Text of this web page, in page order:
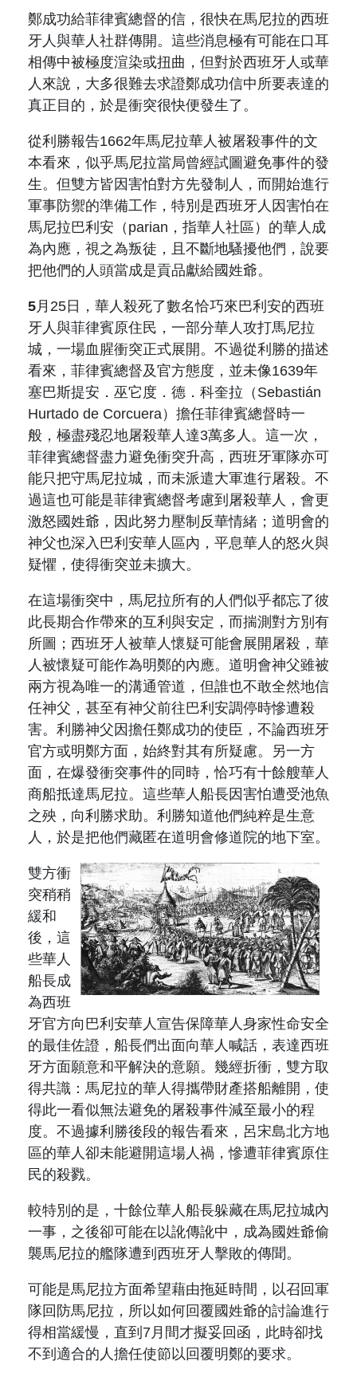
鄭成功給菲律賓總督的信，很快在馬尼拉的西班
牙人與華人社群傳開。這些消息極有可能在口耳
相傳中被極度渲染或扭曲，但對於西班牙人或華
人來說，大多很難去求證鄭成功信中所要表達的
真正目的，於是衝突很快便發生了。
從利勝報告1662年馬尼拉華人被屠殺事件的文
本看來，似乎馬尼拉當局曾經試圖避免事件的發
生。但雙方皆因害怕對方先發制人，而開始進行
軍事防禦的準備工作，特別是西班牙人因害怕在
馬尼拉巴利安（ parian ，指華人社區）的華人成
為內應，視之為叛徒，且不斷地騷擾他們，說要
把他們的人頭當成是貢品獻給國姓爺。
5月 25 日，華人殺死了數名恰巧來巴利安的西班
牙人與菲律賓原住民，一部分華人攻打馬尼拉
城，一場血腥衝突正式展開。不過從利勝的描述
看來，菲律賓總督及官方態度，並未像1639年
塞巴斯提安．巫它度．德．科奎拉（ Sebastián
Hurtado de Corcuera）擔任菲律賓總督時一
般，極盡殘忍地屠殺華人達3萬多人。這一次，
菲律賓總督盡力避免衝突升高，西班牙軍隊亦可
能只把守馬尼拉城，而未派遣大軍進行屠殺。不
過這也可能是菲律賓總督考慮到屠殺華人，會更
激怒國姓爺，因此努力壓制反華情緒；道明會的
神父也深入巴利安華人區內，平息華人的怒火與
疑懼，使得衝突並未擴大。
在這場衝突中，馬尼拉所有的人們似乎都忘了彼
此長期合作帶來的互利與安定，而揣測對方別有
所圖；西班牙人被華人懷疑可能會展開屠殺，華
人被懷疑可能作為明鄭的內應。道明會神父雖被
兩方視為唯一的溝通管道，但誰也不敢全然地信
任神父，甚至有神父前往巴利安調停時慘遭殺
害。 利勝神父因擔任鄭成功的使臣，不論西班牙
官方或明鄭方面，始終對其有所疑慮。另一方
面，在爆發衝突事件的同時，恰巧有十餘艘華人
商船抵達馬尼拉。這些華人船長因害怕遭受池魚
之殃，向利勝求助。 利勝知道他們純粹是生意
人，於是把他們藏匿在道明會修道院的地下室。
雙方衝
突稍稍
緩和
後，這
些華人
船長成
為西班
牙官方向巴利安華人宣告保障華人身家性命安全
的最佳佐證，船長們出面向華人喊話，表達西班
牙方面願意和平解決的意願。幾經折衝，雙方取
得共識：馬尼拉的華人得攜帶財產搭船離開，使
得此一看似無法避免的屠殺事件減至最小的程
度。不過據利勝後段的報告看來，呂宋島北方地
區的華人卻未能避開這場人禍，慘遭菲律賓原住
民的殺戮。
較特別的是，十餘位華人船長躲藏在馬尼拉城內
一事，之後卻可能在以訛傳訛中，成為國姓爺偷
襲馬尼拉的艦隊遭到西班牙人擊敗的傳聞。
可能是馬尼拉方面希望藉由拖延時間，以召回軍
隊回防馬尼拉，所以如何回覆國姓爺的討論進行
得相當緩慢，直到 7月間才擬妥回函，此時卻找
不到適合的人擔任使節以回覆明鄭的要求。